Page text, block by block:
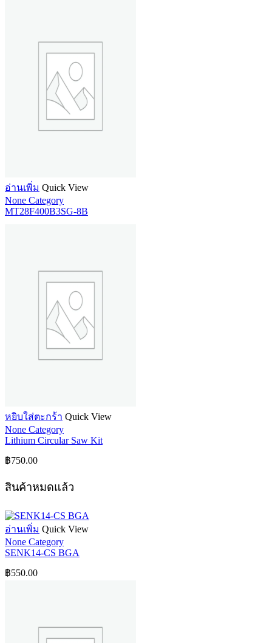
อ่านเพิ่ม Quick View
None Category
MT28F400B3SG-8B
หยิบใส่ตะกร้า Quick View
None Category
Lithium Circular Saw Kit
฿750.00
สินค้าหมดแล้ว
อ่านเพิ่ม Quick View
None Category
SENK14-CS BGA
฿550.00